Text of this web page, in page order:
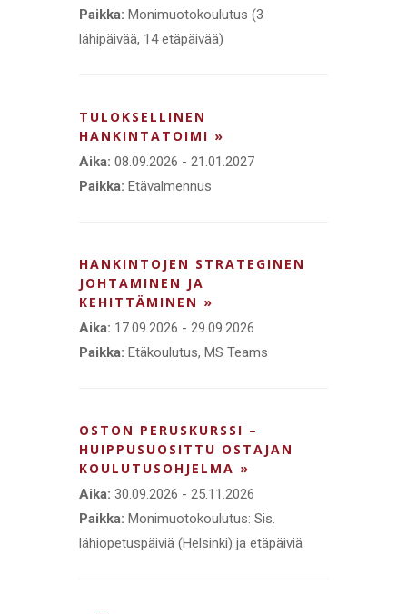
Paikka: Monimuotokoulutus (3
lähipäivää, 14 etäpäivää)
TULOKSELLINEN
HANKINTATOIMI »
Aika: 08.09.2026 - 21.01.2027
Paikka: Etävalmennus
HANKINTOJEN STRATEGINEN
JOHTAMINEN JA
KEHITTÄMINEN »
Aika: 17.09.2026 - 29.09.2026
Paikka: Etäkoulutus, MS Teams
OSTON PERUSKURSSI –
HUIPPUSUOSITTU OSTAJAN
KOULUTUSOHJELMA »
Aika: 30.09.2026 - 25.11.2026
Paikka: Monimuotokoulutus: Sis.
lähiopetuspäiviä (Helsinki) ja etäpäiviä